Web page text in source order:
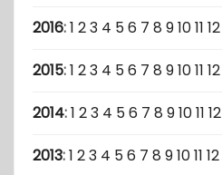
2016:1 23 4 56 7 8 91011 12
2015:1 23 4 56 7 8 91011 12
2014:1 23 4 56 7 8 91011 12
2013:1 23 4 56 7 8 91011 12